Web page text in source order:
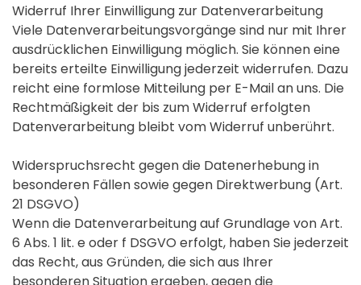
Widerruf Ihrer Einwilligung zur Datenverarbeitung
Viele Datenverarbeitungsvorgänge sind nur mit Ihrer
ausdrücklichen Einwilligung möglich. Sie können eine
bereits erteilte Einwilligung jederzeit widerrufen. Dazu
reicht eine formlose Mitteilung per E-Mail an uns. Die
Rechtmäßigkeit der bis zum Widerruf erfolgten
Datenverarbeitung bleibt vom Widerruf unberührt.
Widerspruchsrecht gegen die Datenerhebung in
besonderen Fällen sowie gegen Direktwerbung (Art.
21 DSGVO)
Wenn die Datenverarbeitung auf Grundlage von Art.
6 Abs. 1 lit. e oder f DSGVO erfolgt, haben Sie jederzeit
das Recht, aus Gründen, die sich aus Ihrer
besonderen Situation ergeben, gegen die